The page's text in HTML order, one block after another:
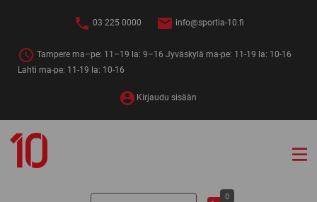
03 225 0000 info@sportia-10.fi
Tampere ma–pe: 11–19 la: 9–16 Jyväskylä ma-pe: 11-19 la: 10-16
Lahti ma-pe: 11-19 la: 10-16
Kirjaudu sisään
10
Search
0